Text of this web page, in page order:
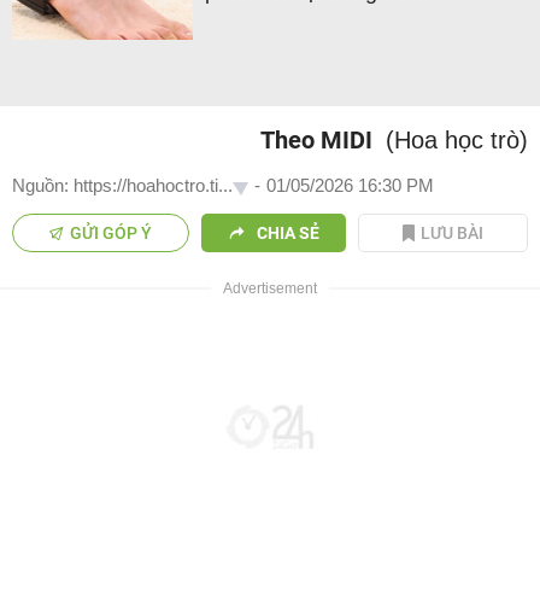
Theo MIDI (Hoa học trò)
Nguồn: https://hoahoctro.ti... - 01/05/2026 16:30 PM
GỬI GÓP Ý CHIA SẺ LƯU BÀI